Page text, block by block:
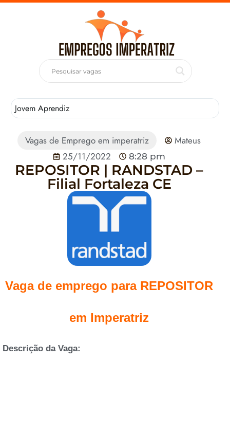
Jovem Aprendiz
Vagas de Emprego em imperatriz
Mateus
25/11/2022
8:28 pm
REPOSITOR | RANDSTAD –
Filial Fortaleza CE
Vaga de emprego para REPOSITOR
em Imperatriz
Descrição da Vaga: